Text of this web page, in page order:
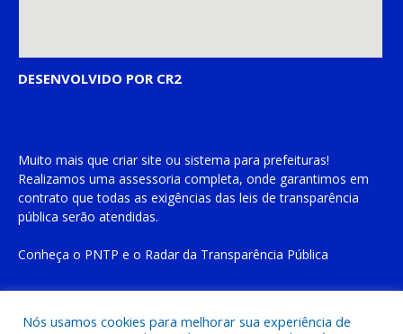
DESENVOLVIDO POR CR2
Muito mais que criar site ou sistema para prefeituras!
Realizamos uma assessoria completa, onde garantimos em
contrato que todas as exigências das leis de transparência
pública serão atendidas.
Conheça o PNTP e o Radar da Transparência Pública
Nós usamos cookies para melhorar sua experiência de